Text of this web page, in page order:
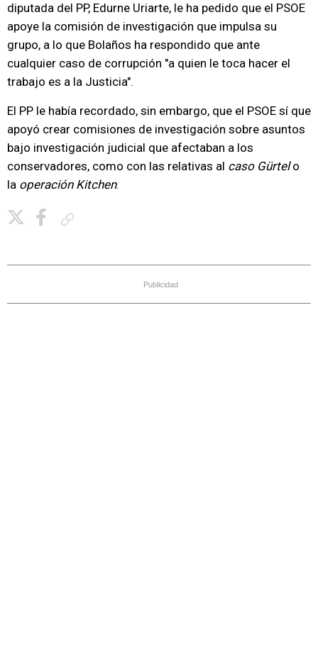
diputada del PP, Edurne Uriarte, le ha pedido que el PSOE
apoye la comisión de investigación que impulsa su
grupo, a lo que Bolaños ha respondido que ante
cualquier caso de corrupción "a quien le toca hacer el
trabajo es a la Justicia".
El PP le había recordado, sin embargo, que el PSOE sí que
apoyó crear comisiones de investigación sobre asuntos
bajo investigación judicial que afectaban a los
conservadores, como con las relativas al caso Gürtelo
la operación Kitchen.
Publicidad